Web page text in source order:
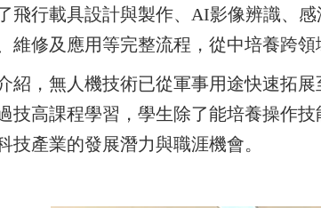
飛行載具設計與製作、AI影像辨識、
維修及應用等完整流程，從中培養跨領
紹，無人機技術已從軍事用途快速拓
技高課程學習，學生除了能培養操作
產業的發展潛力與職涯機會。